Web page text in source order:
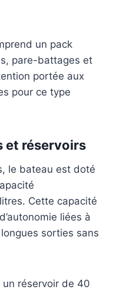
un pack
pare-battages et
portée aux
pour ce type
et réservoirs
le bateau est doté
Cette capacité
liées à
sorties sans
un réservoir de 40